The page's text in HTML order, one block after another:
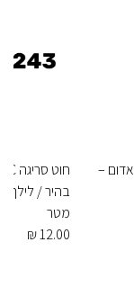
חוט סריגה Teddy's Wool CLASSIC צבע 1386 אדום –
מטר
12.00 ₪